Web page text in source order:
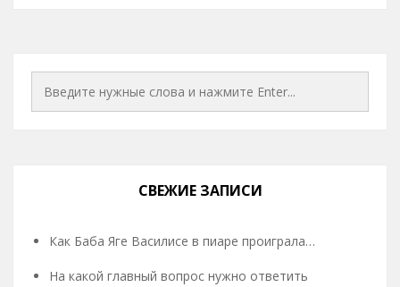
СВЕЖИЕ ЗАПИСИ
Как Баба Яге Василисе в пиаре проиграла…
На какой главный вопрос нужно ответить